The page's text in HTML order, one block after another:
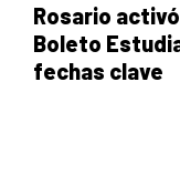
Rosario
Boleto
fechas clave